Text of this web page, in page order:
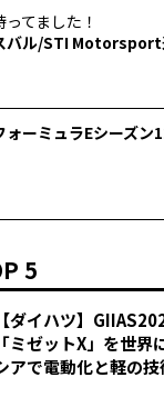
ってました！
バル/STI Motorsport
ォーミュラEシーズン
5
【ダイハツ】
「ミゼットX」を世
アで電動化と軽の